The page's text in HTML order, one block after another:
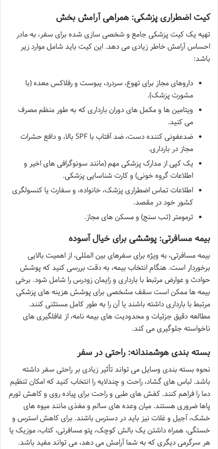
کیت اضطراری پزشکی: همراهی آرامش بخش
تهیه یک کیت پزشکی جامع و شخصی سازی شده برای سفر، به مادر
احساس آرامش خاطر زیادی می دهد. این کیت باید شامل موارد زیر
باشد:
داروهای مجاز برای تهوع، سردرد، یبوست و رفلاکس معده (با
مشورت پزشک).
ویتامین ها و مکمل های دوران بارداری که به طور منظم مصرف
می کنید.
ضدعفونی کننده دست، ضد آفتاب با SPF بالا، و دافع حشرات
مجاز در بارداری.
یک کپی از مدارک پزشکی مهم (مانند سونوگرافی های اخیر و
اطلاعات گروه خونی) و کارت شناسایی پزشکی.
اطلاعات تماس اضطراری پزشک، خانواده، و سفارت یا کنسولگری
کشور خود در مقصد.
ترمومتر (تب سنج) و مسکن های مجاز.
بیمه مسافرتی: پوششی برای خیال آسوده
بیمه مسافرتی، به ویژه برای سفرهای بین المللی، از اهمیت بالایی
برخوردار است. هنگام انتخاب بیمه، به دقت بررسی کنید که پوشش
حوادث و عوارض مرتبط با بارداری و زایمان زودرس را شامل شود. برخی
بیمه ها ممکن است سقف مشخصی برای پوشش هزینه های پزشکی
مرتبط با بارداری داشته باشند یا آن را به طور کامل مستثنی کنند.
مطالعه دقیق جزئیات و محدودیت های بیمه نامه، از غافلگیری های
ناخواسته جلوگیری می کند.
بسته بندی هوشمندانه: راحتی در سفر
نحوه بسته بندی وسایل می تواند تأثیر زیادی بر راحتی سفر داشته
باشد. لباس های گشاد، راحت و چندلایه را انتخاب کنید که امکان تنظیم
دما را فراهم کنند. کفش های طبی و راحت برای پیاده روی و کاهش تورم
پاها ضروری هستند. میان وعده های سالم و مغذی مانند میوه های
خشک، آجیل و غلات نیز باید در دسترس باشند. برای کاهش استرس و
خستگی، همراه داشتن یک بالش کوچک، پتو مسافرتی، کتاب، موزیک یا
هر سرگرمی دیگری که به شما آرامش می دهد، می تواند مفید باشد.